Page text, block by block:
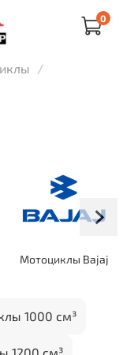
0
Мотоциклы Bajaj
1000 см³